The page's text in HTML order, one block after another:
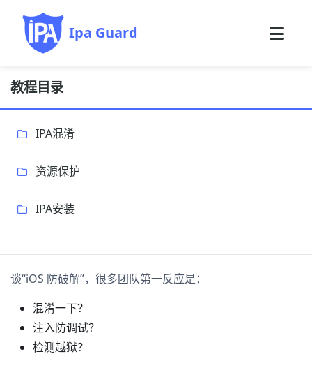
Ipa Guard
教程目录
IPA混淆
资源保护
IPA安装
谈“iOS 防破解”，很多团队第一反应是：
混淆一下？
注入防调试？
检测越狱？